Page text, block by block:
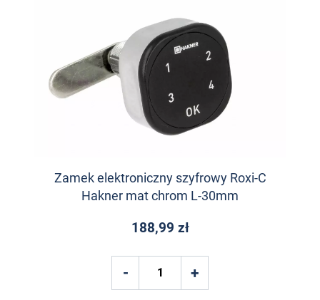
Zamek elektroniczny szyfrowy Roxi-C
Hakner mat chrom L-30mm
188,99 zł